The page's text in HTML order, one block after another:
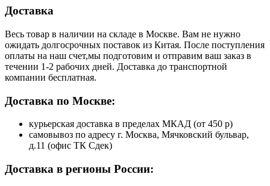
Доставка
Весь товар в наличии на складе в Москве. Вам не нужно
ожидать долгосрочных поставок из Китая. После поступления
оплаты на наш счет,мы подготовим и отправим ваш заказ в
течении 1-2 рабочих дней. Доставка до транспортной
компании бесплатная.
Доставка по Москве:
курьерская доставка в пределах МКАД (от 450 р)
самовывоз по адресу г. Москва, Мячковский бульвар,
д.11 (офис ТК Сдек)
Доставка в регионы России: